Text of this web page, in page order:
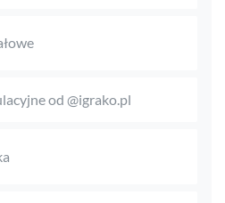
od @igrako.pl